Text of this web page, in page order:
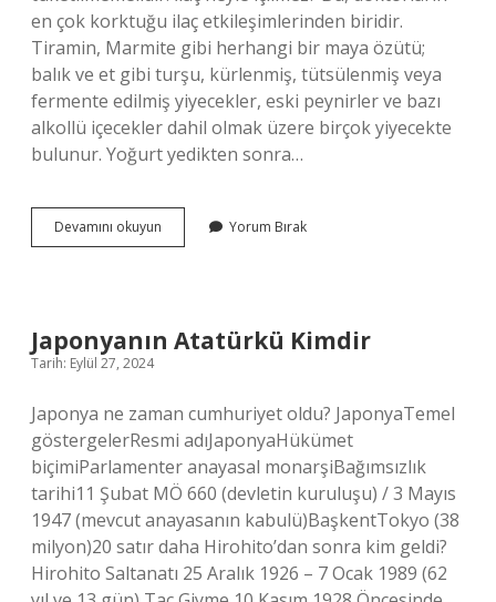
en çok korktuğu ilaç etkileşimlerinden biridir.
Tiramin, Marmite gibi herhangi bir maya özütü;
balık ve et gibi turşu, kürlenmiş, tütsülenmiş veya
fermente edilmiş yiyecekler, eski peynirler ve bazı
alkollü içecekler dahil olmak üzere birçok yiyecekte
bulunur. Yoğurt yedikten sonra…
Devamını okuyun
Yiyince
Yorum Bırak
Japonyanın Atatürkü Kimdir
Tarih: Eylül 27, 2024
Japonya ne zaman cumhuriyet oldu? JaponyaTemel
göstergelerResmi adıJaponyaHükümet
biçimiParlamenter anayasal monarşiBağımsızlık
tarihi11 Şubat MÖ 660 (devletin kuruluşu) / 3 Mayıs
1947 (mevcut anayasanın kabulü)BaşkentTokyo (38
milyon)20 satır daha Hirohito’dan sonra kim geldi?
Hirohito Saltanatı 25 Aralık 1926 – 7 Ocak 1989 (62